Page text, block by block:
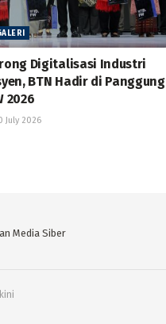
Digitalisasi Industri
BTN Hadir di Panggung
2026
July 2026
Media Siber